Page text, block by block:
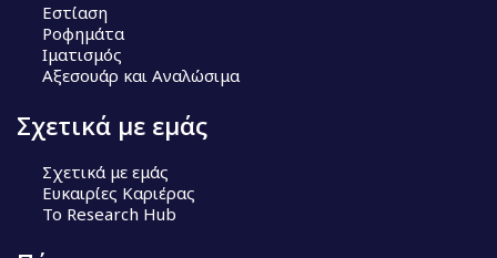
Εστίαση
Ροφημάτα
Ιματισμός
Αξεσουάρ και Αναλώσιμα
Σχετικά με εμάς
Σχετικά με εμάς
Ευκαιρίες Καριέρας
Το Research Hub